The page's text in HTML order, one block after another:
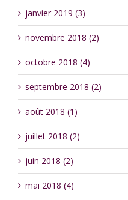
janvier 2019 (3)
novembre 2018 (2)
octobre 2018 (4)
septembre 2018 (2)
août 2018 (1)
juillet 2018 (2)
juin 2018 (2)
mai 2018 (4)